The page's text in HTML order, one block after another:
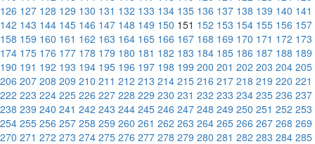
126 127 128 129 130 131 132 133 134 135 136 137 138 139 140 141
142 143 144 145 146 147 148 149 150 151 152 153 154 155 156 157
158 159 160 161 162 163 164 165 166 167 168 169 170 171 172 173
174 175 176 177 178 179 180 181 182 183 184 185 186 187 188 189
190 191 192 193 194 195 196 197 198 199 200 201 202 203 204 205
206 207 208 209 210 211 212 213 214 215 216 217 218 219 220 221
222 223 224 225 226 227 228 229 230 231 232 233 234 235 236 237
238 239 240 241 242 243 244 245 246 247 248 249 250 251 252 253
254 255 256 257 258 259 260 261 262 263 264 265 266 267 268 269
270 271 272 273 274 275 276 277 278 279 280 281 282 283 284 285